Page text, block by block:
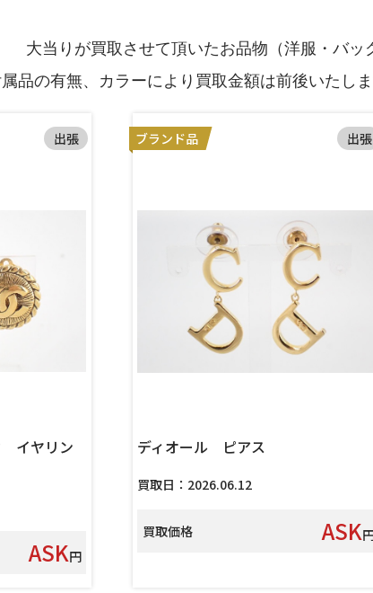
大当りが買取させて頂いたお品物（洋服・バッ
品の有無、カラーにより買取金額は前後いたし
出張
イヤリン
ASK円
ブランド品 出張
ディオール ピアス
買取日：2026.06.12
買取価格 ASK